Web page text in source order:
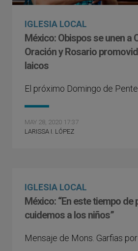
IGLESIA LOCAL
México: Obispos se unen a
Oración y Rosario
laicos
El próximo Domingo de
MAY 28, 2020 17:37
LARISSA I. LÓPEZ
IGLESIA LOCAL
México: “En este tiempo de
cuidemos a los niños”
Mensaje de Mons. Garfias